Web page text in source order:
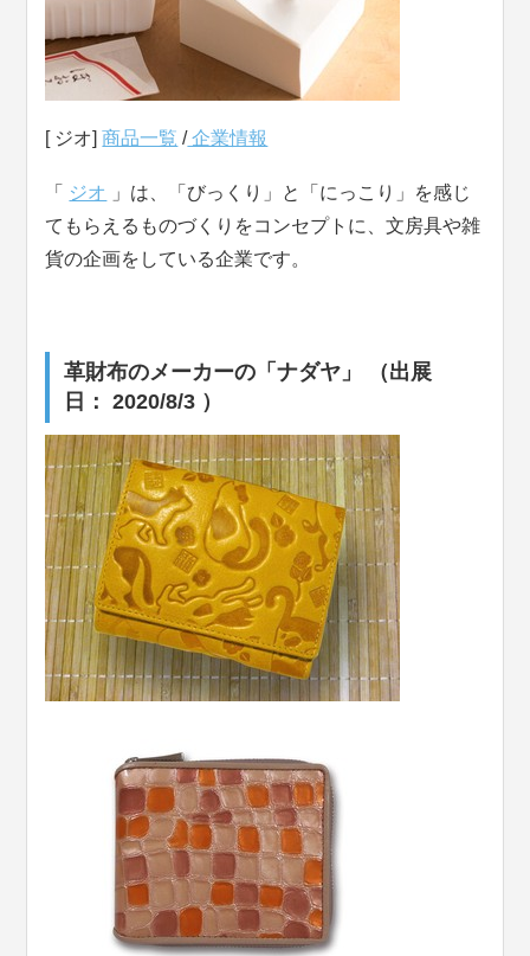
[ ジオ]商品一覧 /企業情報
「 ジオ
」は、「びっくり」と「にっこり」を感じ
てもらえるものづくりをコンセプトに、文房具や雑
貨の企画をしている企業です。
革財布のメーカーの「ナダヤ」 （出展
日： 2020/8/3 ）